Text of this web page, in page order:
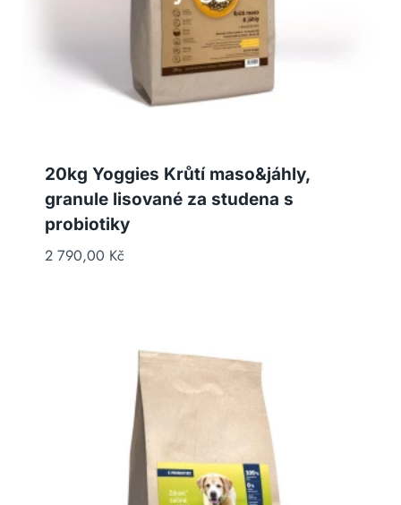
20kg Yoggies Krůtí maso&jáhly,
granule lisované za studena s
probiotiky
2 790,00 Kč